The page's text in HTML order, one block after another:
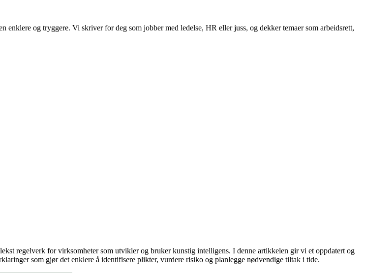
og tryggere. Vi skriver for deg som jobber med ledelse, HR eller juss, og dekker temaer som arbeidsrett,
regelverk for virksomheter som utvikler og bruker kunstig intelligens. I denne artikkelen gir vi et oppdatert og
som gjør det enklere å identifisere plikter, vurdere risiko og planlegge nødvendige tiltak i tide.